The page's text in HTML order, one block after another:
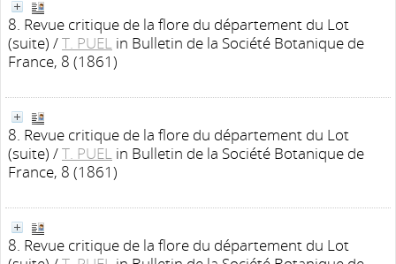
8. Revue critique de la flore du département du Lot
(suite) /T. PUEL in Bulletin de la Société Botanique de
France, 8 (1861)
8. Revue critique de la flore du département du Lot
(suite) /T. PUEL in Bulletin de la Société Botanique de
France, 8 (1861)
8. Revue critique de la flore du département du Lot